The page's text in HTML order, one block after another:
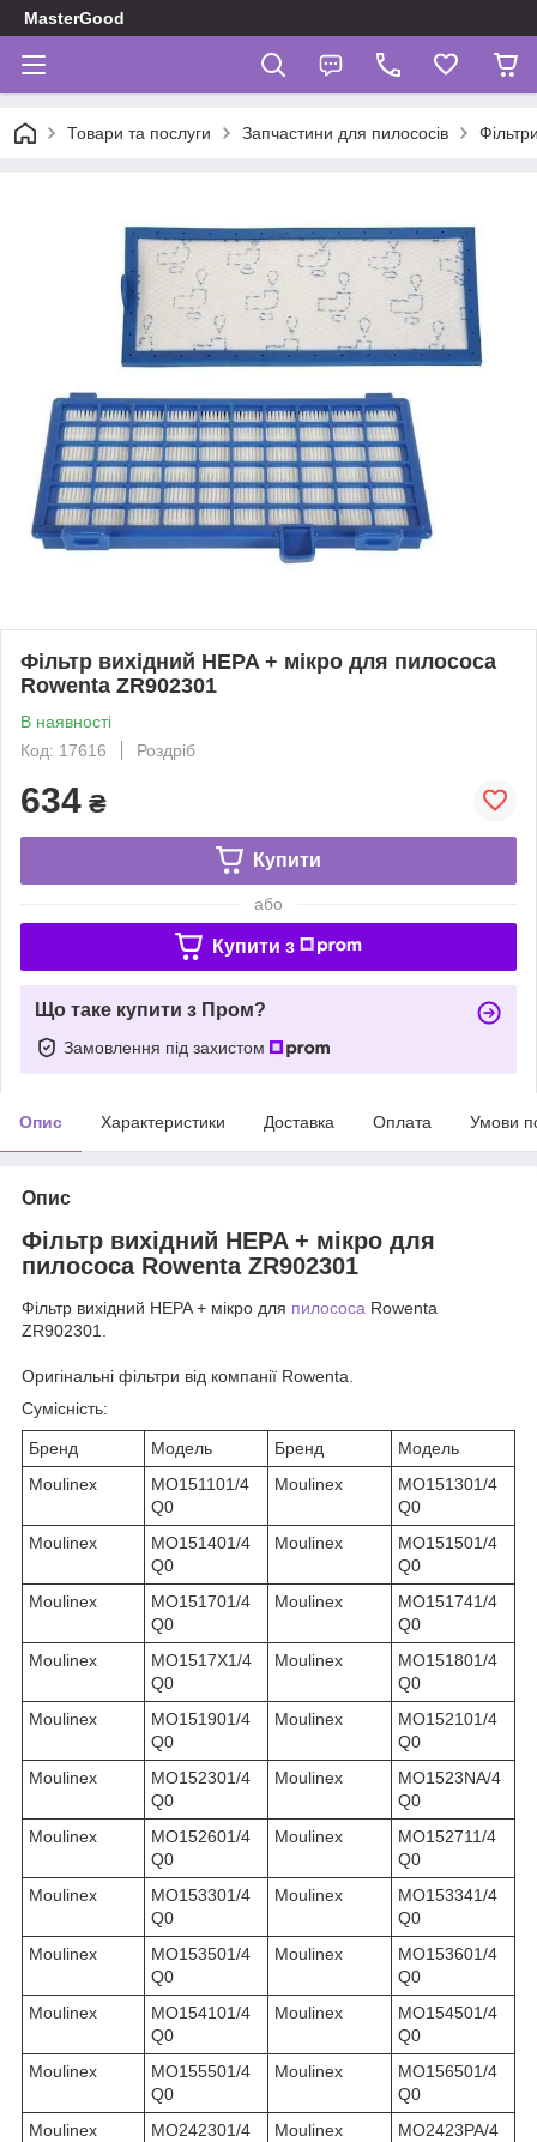
MasterGood
Товари та послуги Запчастини для пилососів
Фільтр вихідний HEPA + мікро для пилососа
Rowenta ZR902301
В наявності
Код: 17616
Роздріб
634 ₴
Купити
або
Купити з
Що таке купити з Пром?
Замовлення під захистом
Опис Характеристики Доставка Оплата Умови
Опис
Фільтр вихідний HEPA + мікро для
пилососа Rowenta ZR902301
Фільтр вихідний HEPA + мікро для пилососа Rowenta
ZR902301.
Оригінальні фільтри від компанії Rowenta.
Сумісність:
Бренд Модель Бренд
Модель
Moulinex
MO151101/4
Q0
Moulinex
MO151301/4
Q0
Moulinex
MO151401/4
Q0
Moulinex
MO151501/4
Q0
Moulinex
MO151701/4
Q0
Moulinex
MO151741/4
Q0
Moulinex
MO1517X1/4
Q0
Moulinex
MO151801/4
Q0
Moulinex
MO151901/4
Q0
Moulinex
MO152101/4
Q0
Moulinex
MO152301/4
Q0
Moulinex
MO1523NA/4
Q0
Moulinex
MO152601/4
Q0
Moulinex
MO152711/4
Q0
Moulinex
MO153301/4
Q0
Moulinex
MO153341/4
Q0
Moulinex
MO153501/4
Q0
Moulinex
MO153601/4
Q0
Moulinex
MO154101/4
Q0
Moulinex
MO154501/4
Q0
Moulinex
MO155501/4
Q0
Moulinex
MO156501/4
Q0
Moulinex
MO242301/4
Moulinex
MO2423PA/4